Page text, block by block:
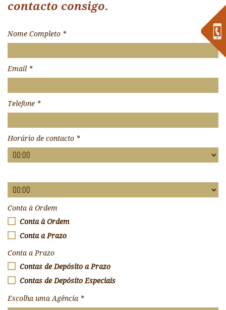
contacto consigo.
Nome Completo *
Email *
Telefone *
Horário de contacto *
Conta à Ordem
Conta à Ordem
Conta a Prazo
Conta a Prazo
Contas de Depósito a Prazo
Contas de Depósito Especiais
Escolha uma Agência *